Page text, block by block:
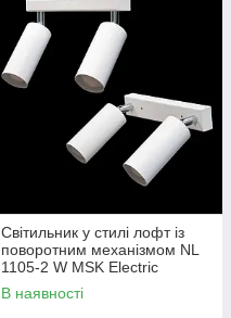
Світильник у стилі лофт із
поворотним механізмом NL
1105-2 W MSK Electric
В наявності